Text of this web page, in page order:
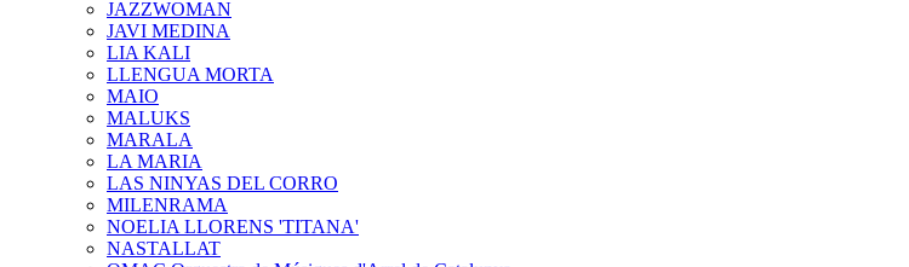
JAZZWOMAN
JAVI MEDINA
LIA KALI
LLENGUA MORTA
MAIO
MALUKS
MARALA
LA MARIA
LAS NINYAS DEL CORRO
MILENRAMA
NOELIA LLORENS 'TITANA'
NASTALLAT